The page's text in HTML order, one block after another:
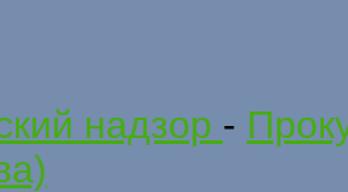
надзор -